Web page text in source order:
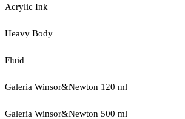
Acrylic Ink
Heavy Body
Fluid
Galeria Winsor&Newton 120 ml
Galeria Winsor&Newton 500 ml